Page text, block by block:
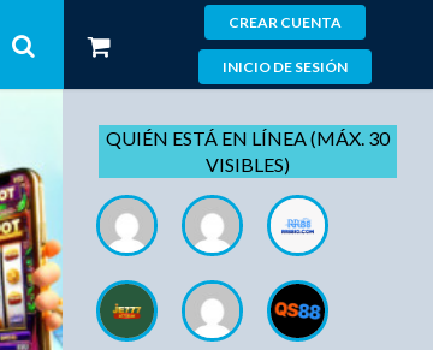
CREAR CUENTA
INICIO DE SESIÓN
QUIÉN ESTÁ EN LÍNEA (MÁX. 30
VISIBLES)